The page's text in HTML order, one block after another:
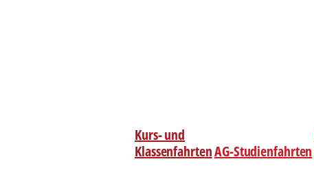
Kurs- und
KlassenfahrtenAG-Studienfahrten